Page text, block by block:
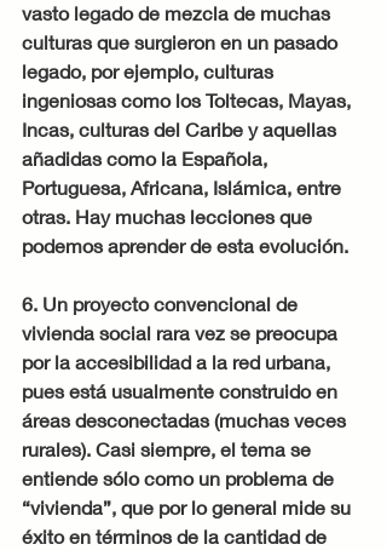
vasto legado de mezcla de muchas
culturas que surgieron en un pasado
legado, por ejemplo, culturas
ingeniosas como los Toltecas, Mayas,
Incas, culturas del Caribe y aquellas
añadidas como la Española,
Portuguesa, Africana, Islámica, entre
otras. Hay muchas lecciones que
podemos aprender de esta evolución.
6. Un proyecto convencional de
vivienda social rara vez se preocupa
por la accesibilidad a la red urbana,
pues está usualmente construido en
áreas desconectadas (muchas veces
rurales). Casi siempre, el tema se
entiende sólo como un problema de
“vivienda”, que por lo general mide su
éxito en términos de la cantidad de